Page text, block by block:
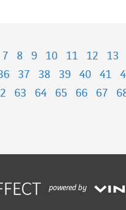
7 8 9 10 11 12 13
37 38 39 40 41
63 64 65 66 67
powered by